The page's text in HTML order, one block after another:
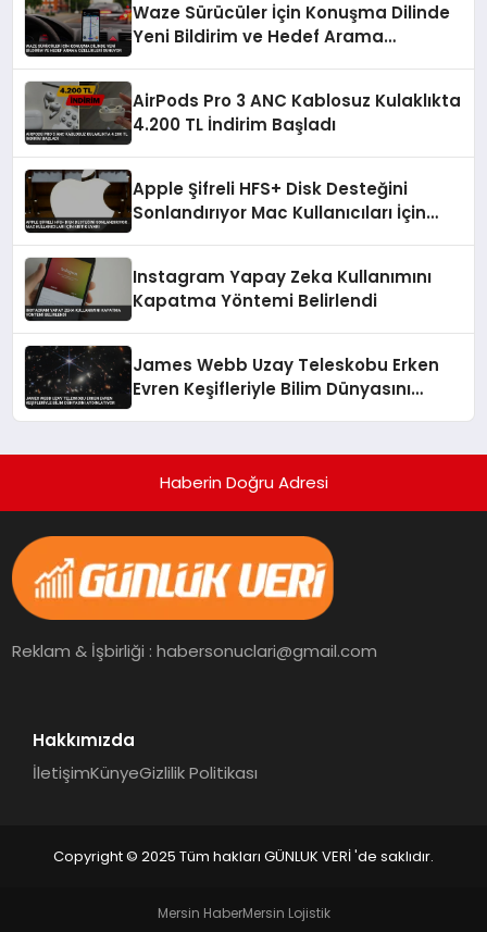
Waze Sürücüler İçin Konuşma Dilinde
Yeni Bildirim ve Hedef Arama
AirPods Pro 3 ANC Kablosuz Kulaklıkta
4.200 TL İndirim Başladı
Apple Şifreli HFS+ Disk Desteğini
Sonlandırıyor Mac Kullanıcıları İçin
Instagram Yapay Zeka Kullanımını
Kapatma Yöntemi Belirlendi
James Webb Uzay Teleskobu Erken
Evren Keşifleriyle Bilim Dünyasını
Haberin Doğru Adresi
Reklam & İşbirliği : habersonuclari@gmail.com
Hakkımızda
İletişimKünyeGizlilik Politikası
Copyright © 2025 Tüm hakları GÜNLUK VERİ 'de saklıdır.
Mersin HaberMersin Lojistik